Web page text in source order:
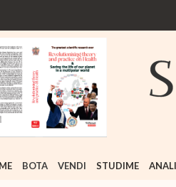
BOTA VENDI STUDIME